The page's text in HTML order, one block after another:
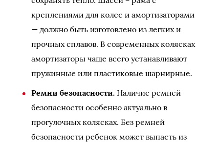
креплениями для колес и амортизаторами
— должно быть изготовлено из легких и
прочных сплавов. В современных колясках
амортизаторы чаще всего устанавливают
пружинные или пластиковые шарнирные.
Ремни безопасности. Наличие ремней
безопасности особенно актуально в
прогулочных колясках. Без ремней
безопасности ребенок может выпасть из